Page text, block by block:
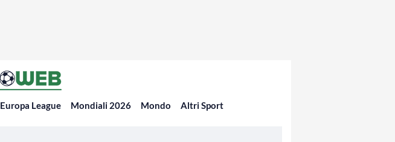
Europa League Mondiali 2026 Mondo Altri Sport